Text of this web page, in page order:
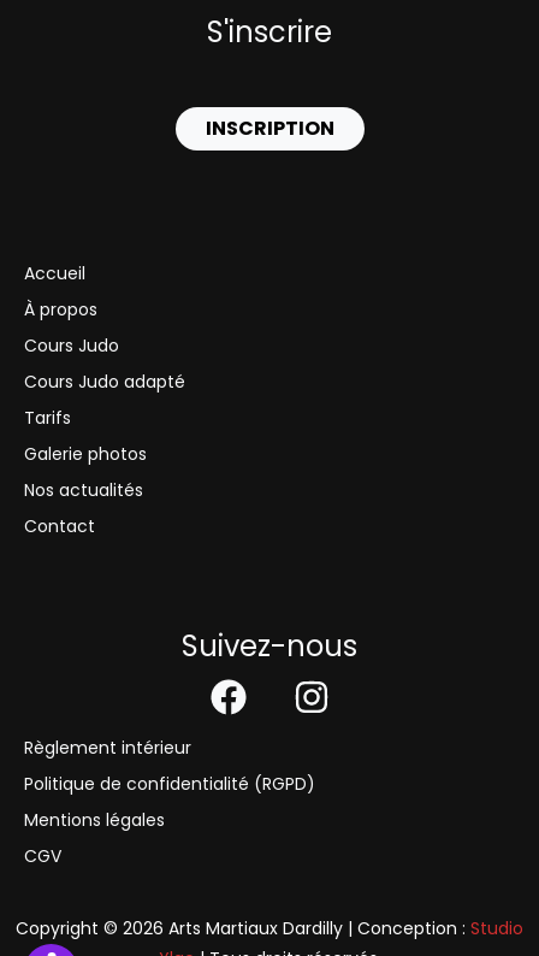
S'inscrire
INSCRIPTION
Accueil
À propos
Cours Judo
Cours Judo adapté
Tarifs
Galerie photos
Nos actualités
Contact
Suivez-nous
Règlement intérieur
Politique de confidentialité (RGPD)
Mentions légales
CGV
Copyright © 2026 Arts Martiaux Dardilly | Conception : Studio